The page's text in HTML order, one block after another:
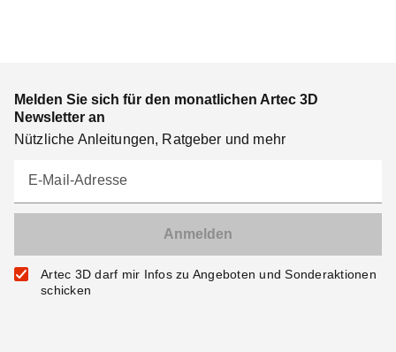
Melden Sie sich für den monatlichen Artec 3D
Newsletter an
Nützliche Anleitungen, Ratgeber und mehr
E-Mail-Adresse
Artec 3D darf mir Infos zu Angeboten und Sonderaktionen
schicken